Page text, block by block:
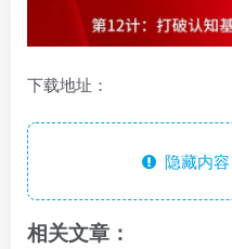
下载地址：
隐藏内
相关文章：